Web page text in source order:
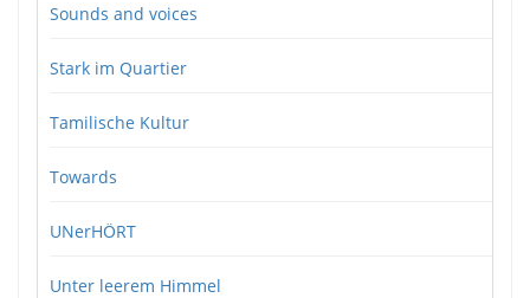
Sounds and voices
Stark im Quartier
Tamilische Kultur
Towards
UNerHÖRT
Unter leerem Himmel